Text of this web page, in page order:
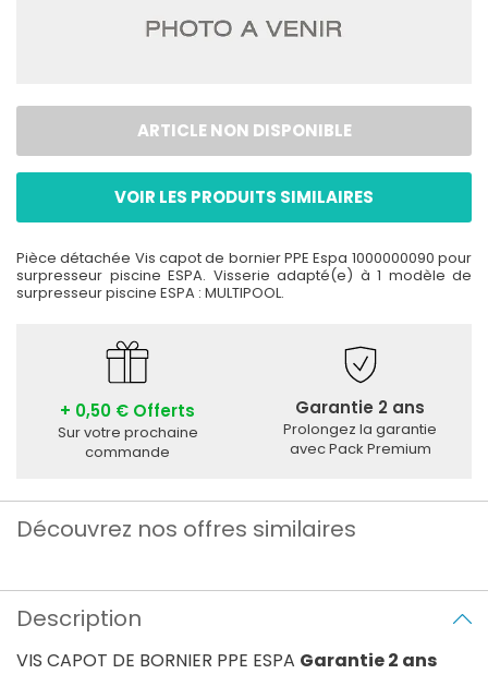
ARTICLE NON DISPONIBLE
VOIR LES PRODUITS SIMILAIRES
Pièce détachée Vis capot de bornier PPE Espa 1000000090 pour
surpresseur piscine ESPA. Visserie adapté(e) à 1 modèle de
surpresseur piscine ESPA : MULTIPOOL.
+ 0,50 € Offerts
Sur votre prochaine
commande
Garantie 2 ans
Prolongez la garantie
avec Pack Premium
Découvrez nos offres similaires
Description
VIS CAPOT DE BORNIER PPE ESPA Garantie 2 ans